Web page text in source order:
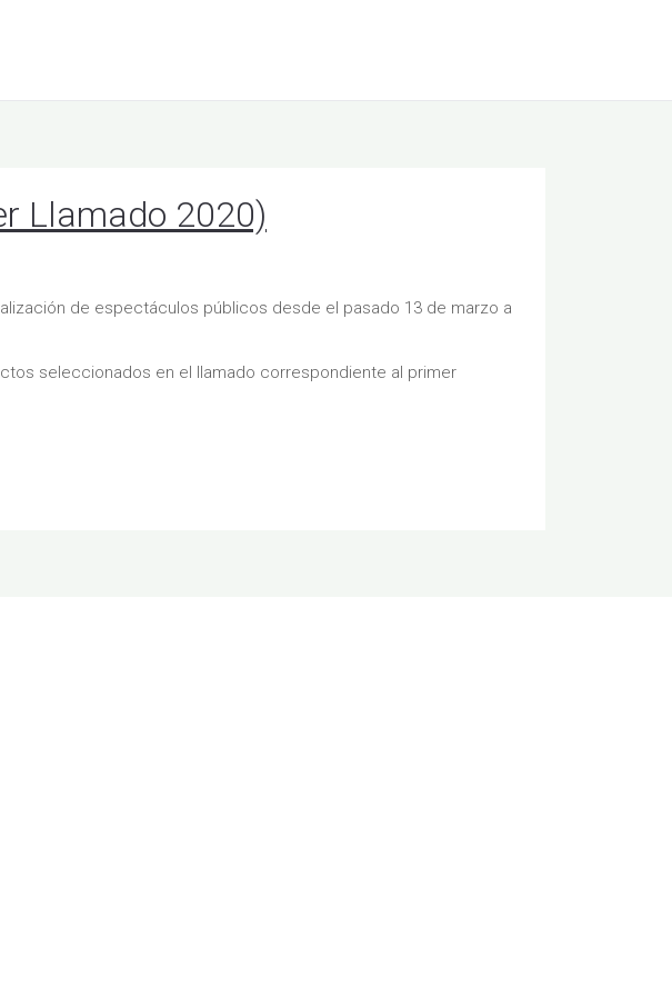
Llamado 2020)
de espectáculos públicos desde el pasado 13 de marzo a
seleccionados en el llamado correspondiente al primer